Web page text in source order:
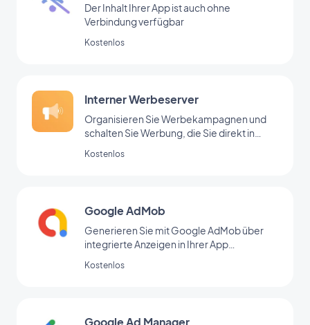
Der Inhalt Ihrer App ist auch ohne
Verbindung verfügbar
Kostenlos
Interner Werbeserver
Organisieren Sie Werbekampagnen und
schalten Sie Werbung, die Sie direkt in
Kostenlos
Google AdMob
Generieren Sie mit Google AdMob über
integrierte Anzeigen in Ihrer App
Kostenlos
Google Ad Manager